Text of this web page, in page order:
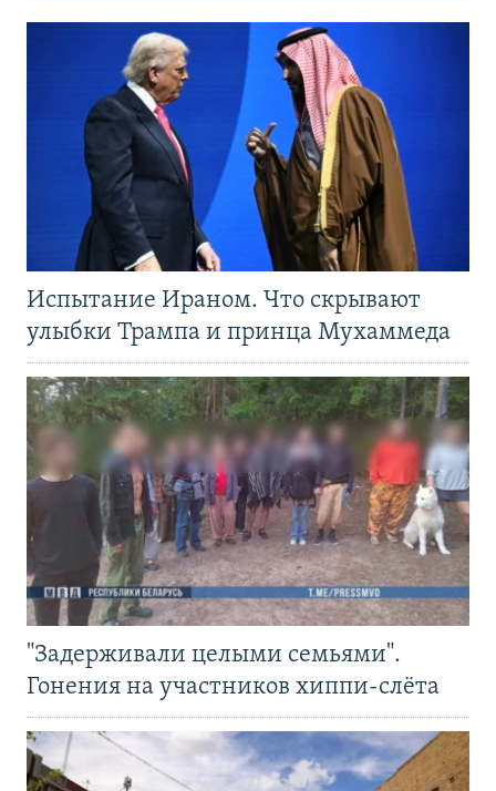
Испытание Ираном. Что скрывают
улыбки Трампа и принца Мухаммеда
"Задерживали целыми семьями".
Гонения на участников хиппи-слёта